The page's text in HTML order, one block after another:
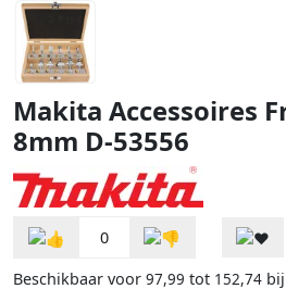
Makita Accessoires
8mm D-53556
0
Beschikbaar voor 97,99 tot 152,74 bij